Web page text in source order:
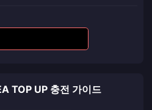
TOP UP 충전 가이드